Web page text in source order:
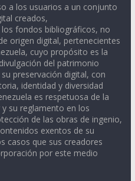
a los usuarios a un conjunto
creados,
fondos bibliográficos, no
origen digital, pertenecientes
cuyo propósito es la
del patrimonio
preservación digital, con
identidad y diversidad
es respetuosa de la
su reglamento en los
de las obras de ingenio,
exentos de su
casos que sus creadores
por este medio